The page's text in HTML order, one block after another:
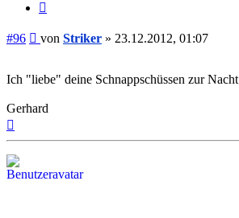
#96 Beitrag
von Striker » 23.12.2012, 01:07
Ich "liebe" deine Schnappschüssen zur Nacht
Gerhard